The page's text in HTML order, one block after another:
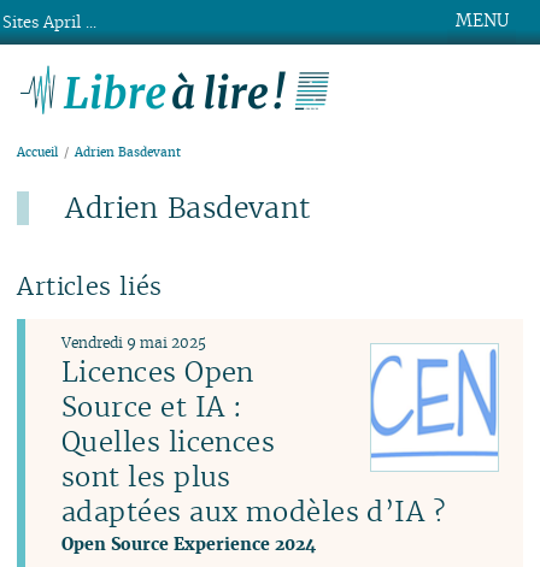
MENU
Accueil Adrien Basdevant
Adrien Basdevant
Articles liés
Licences Open
Source et IA :
Quelles licences
sont les plus
adaptées aux modèles d’IA ?
Open Source Experience 2024
Vendredi 9 mai 2025
Sites April ...